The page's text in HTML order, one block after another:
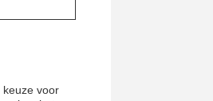
voor